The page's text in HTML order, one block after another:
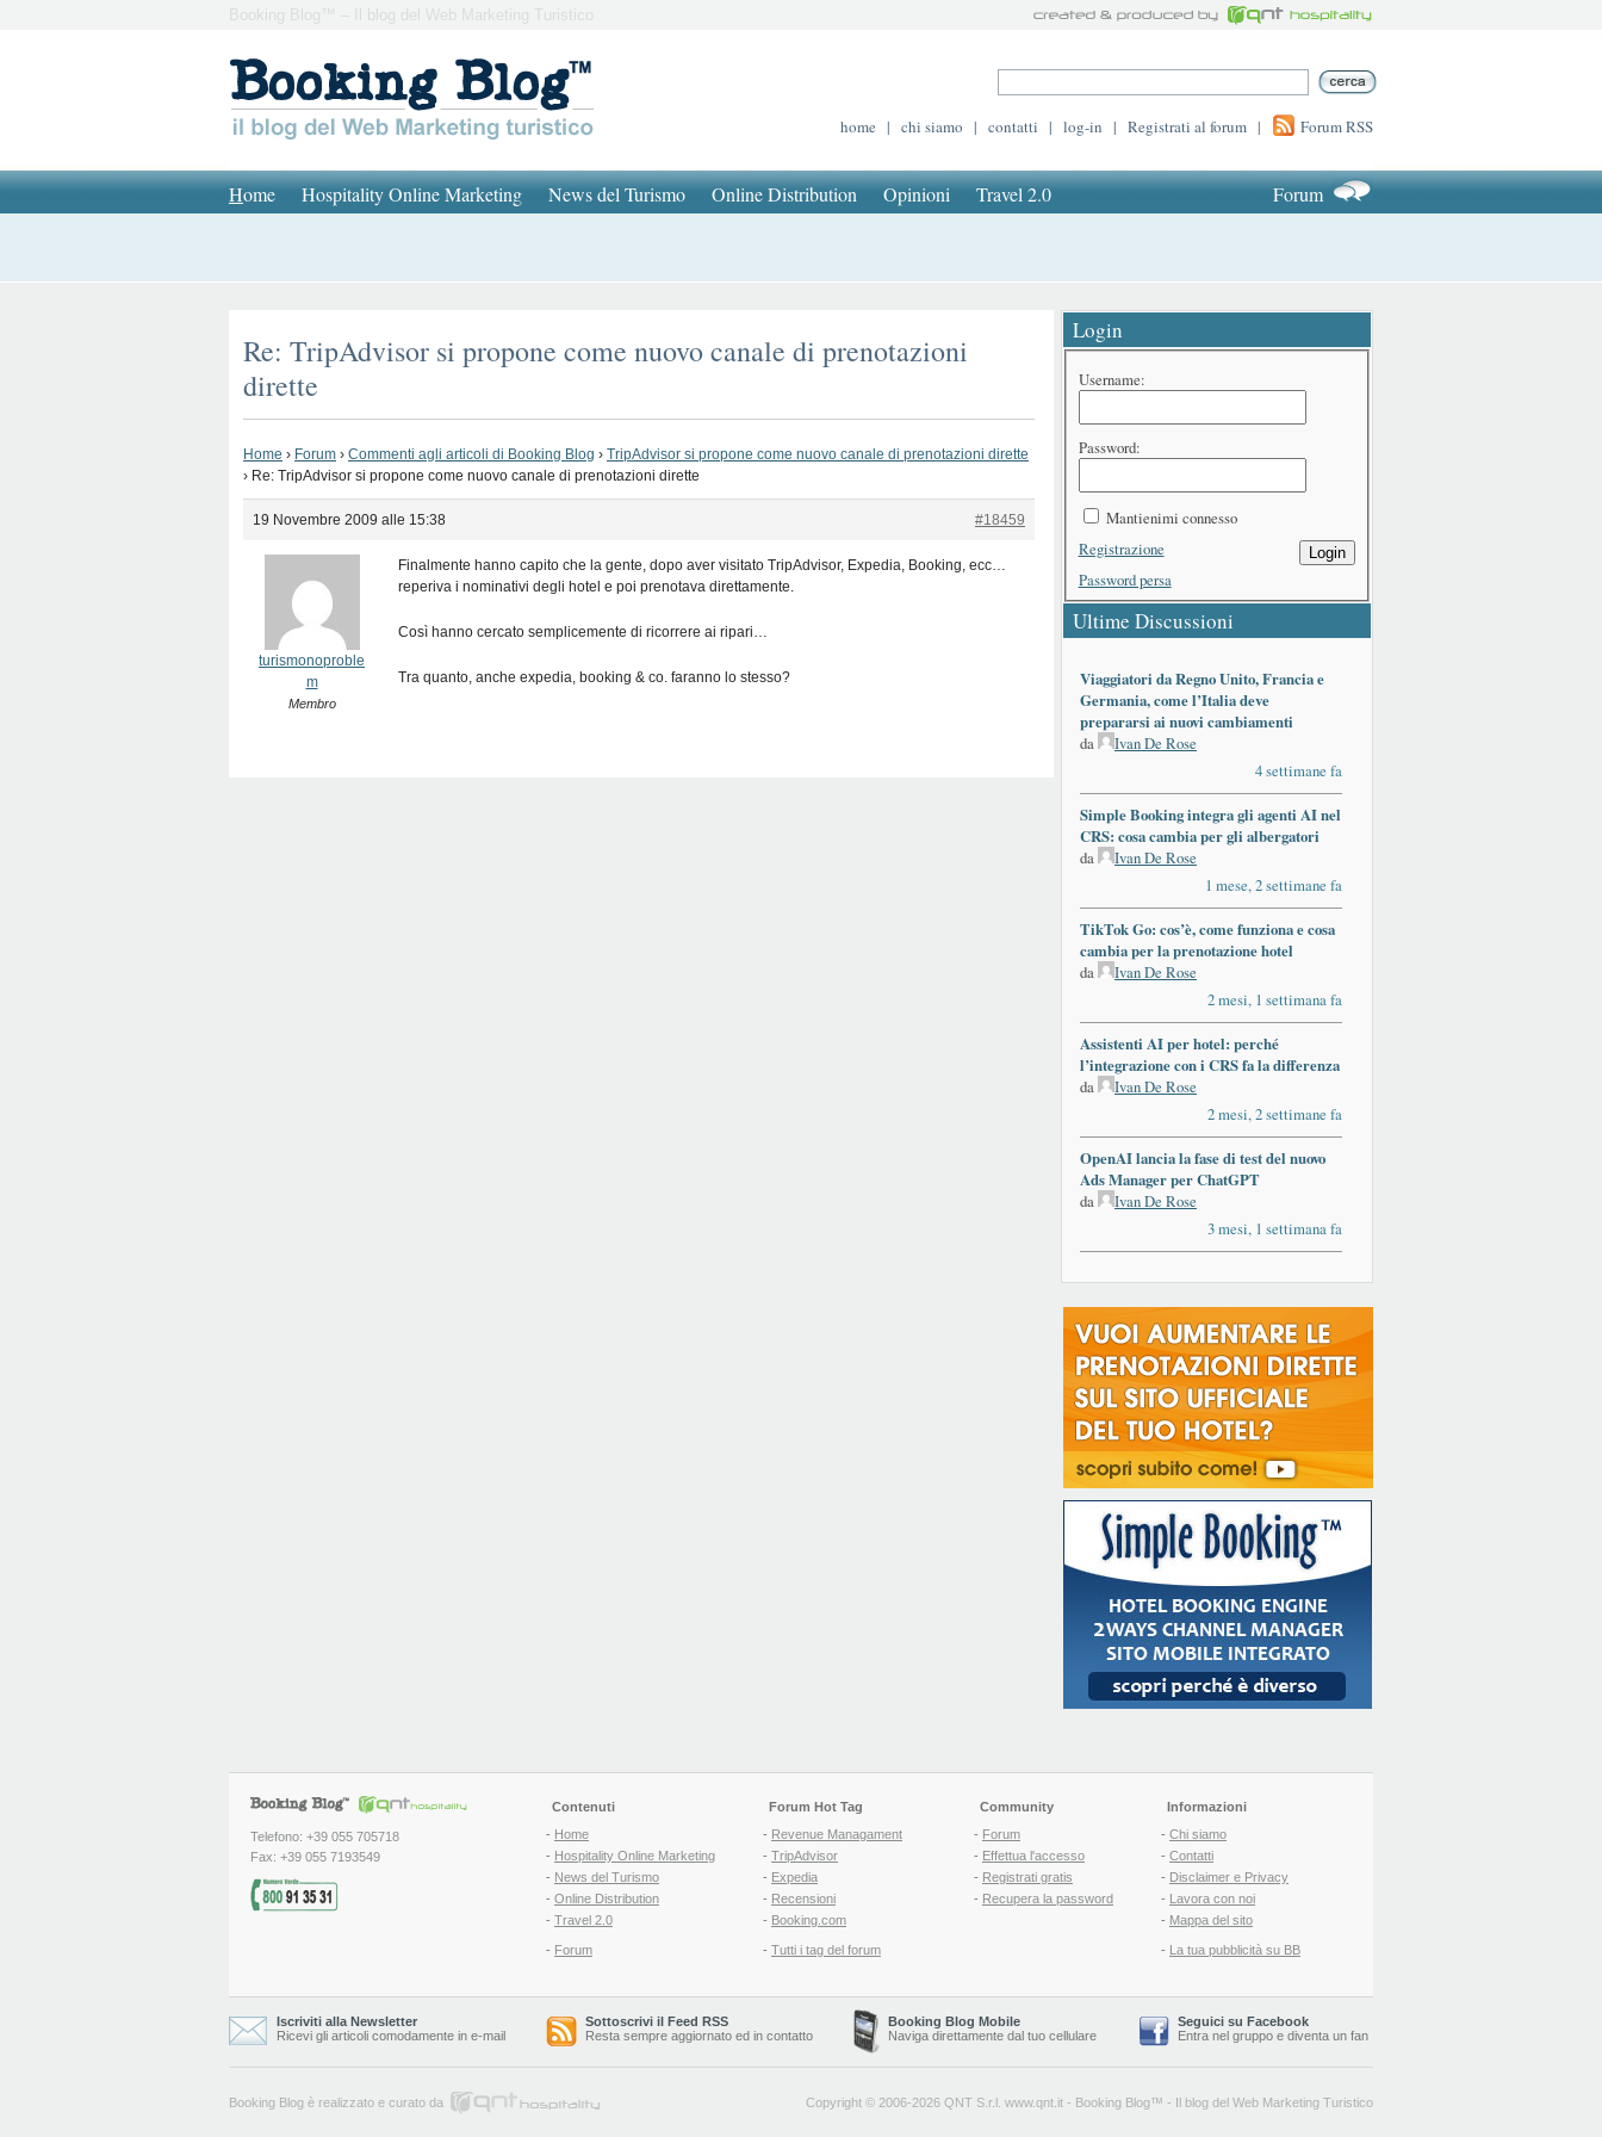
Booking Blog™ – Il blog del Web Marketing Turistico
home | chi siamo | contatti | log-in | Registrati al forum | Forum RSS
Home Hospitality Online Marketing News del Turismo Online Distribution Opinioni Travel 2.0 Forum
Re: TripAdvisor si propone come nuovo canale di prenotazioni
dirette
Home › Forum › Commenti agli articoli di Booking Blog › TripAdvisor si propone come nuovo canale di prenotazioni dirette
› Re: TripAdvisor si propone come nuovo canale di prenotazioni dirette
19 Novembre 2009 alle 15:38 #18459
turismonoproble
m
Membro
Finalmente hanno capito che la gente, dopo aver visitato TripAdvisor, Expedia, Booking, ecc…
reperiva i nominativi degli hotel e poi prenotava direttamente.
Così hanno cercato semplicemente di ricorrere ai ripari…
Tra quanto, anche expedia, booking & co. faranno lo stesso?
Login
Username:
Password:
Mantienimi connesso
Login
Registrazione
Password persa
Ultime Discussioni
Viaggiatori da Regno Unito, Francia e
Germania, come l’Italia deve
prepararsi ai nuovi cambiamenti
da
Ivan De Rose
4 settimane fa
Simple Booking integra gli agenti AI nel
CRS: cosa cambia per gli albergatori
da
Ivan De Rose
1 mese, 2 settimane fa
TikTok Go: cos’è, come funziona e cosa
cambia per la prenotazione hotel
da
Ivan De Rose
2 mesi, 1 settimana fa
Assistenti AI per hotel: perché
l’integrazione con i CRS fa la differenza
da
Ivan De Rose
2 mesi, 2 settimane fa
OpenAI lancia la fase di test del nuovo
Ads Manager per ChatGPT
da
Ivan De Rose
3 mesi, 1 settimana fa
Telefono: +39 055 705718
Fax: +39 055 7193549
Contenuti
- Home
- Hospitality Online Marketing
- News del Turismo
- Online Distribution
- Travel 2.0
- Forum
Forum Hot Tag
- Revenue Managament
- TripAdvisor
- Expedia
- Recensioni
- Booking.com
- Tutti i tag del forum
Community
- Forum
- Effettua l'accesso
- Registrati gratis
- Recupera la password
Informazioni
- Chi siamo
- Contatti
- Disclaimer e Privacy
- Lavora con noi
- Mappa del sito
- La tua pubblicità su BB
Iscriviti alla Newsletter
Ricevi gli articoli comodamente in e-mail
Sottoscrivi il Feed RSS
Resta sempre aggiornato ed in contatto
Booking Blog Mobile
Naviga direttamente dal tuo cellulare
Seguici su Facebook
Entra nel gruppo e diventa un fan
Booking Blog è realizzato e curato da Copyright © 2006-2026 QNT S.r.l. www.qnt.it - Booking Blog™ - Il blog del Web Marketing Turistico